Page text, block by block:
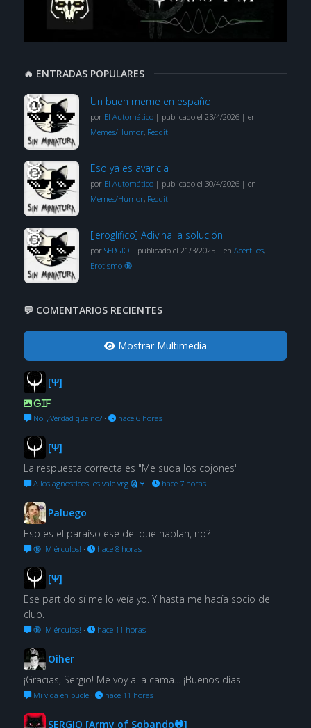
🔥 ENTRADAS POPULARES
Un buen meme en español
por El Automático| publicado el 23/4/2026| en
Memes/Humor, Reddit
Eso ya es avaricia
por El Automático| publicado el 30/4/2026| en
Memes/Humor, Reddit
[Jeroglífico] Adivina la solución
por SERGIO| publicado el 21/3/2025| en Acertijos,
Erotismo 🔞
💬 COMENTARIOS RECIENTES
Mostrar Multimedia
[Ψ]
GIF
No. ¿Verdad que no?· hace 6 horas
[Ψ]
La respuesta correcta es "Me suda los cojones"
A los agnosticos les vale vrg 🗿🍷 · hace 7 horas
Paluego
Eso es el paraíso ese del que hablan, no?
🔞 ¡Miérculos! · hace 8 horas
[Ψ]
Ese partido sí me lo veía yo. Y hasta me hacía socio del
club.
🔞 ¡Miérculos! · hace 11 horas
Oiher
¡Gracias, Sergio! Me voy a la cama... ¡Buenos días!
Mi vida en bucle· hace 11 horas
SERGIO [Army of Sobando🐸]